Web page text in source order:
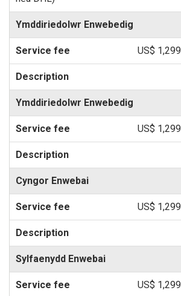
Ymddiriedolwr Enwebedig
US$ 1,299
Ymddiriedolwr Enwebedig
US$ 1,299
Cyngor Enwebai
US$ 1,299
Sylfaenydd Enwebai
US$ 1,299